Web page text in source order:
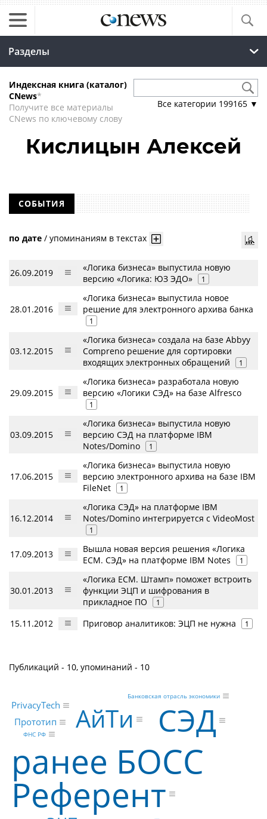
Разделы
Индексная книга (каталог)
CNews*
Получите все материалы
CNews по ключевому слову
Все категории 199165 ▼
Кислицын Алексей
СОБЫТИЯ
по дате / упоминаниям в текстах
26.09.2019
«Логика бизнеса» выпустила новую
версию «Логика: ЮЗ ЭДО»
1
28.01.2016
«Логика бизнеса» выпустила новое
решение для электронного архива банка
1
03.12.2015
«Логика бизнеса» создала на базе Abbyy
Compreno решение для сортировки
входящих электронных обращений
1
29.09.2015
«Логика бизнеса» разработала новую
версию «Логики СЭД» на базе Alfresco
1
03.09.2015
«Логика бизнеса» выпустила новую
версию СЭД на платформе IBM
Notes/Domino
1
17.06.2015
«Логика бизнеса» выпустила новую
версию электронного архива на базе IBM
FileNet
1
16.12.2014
«Логика СЭД» на платформе IBM
Notes/Domino интегрируется с VideoMost
1
17.09.2013
Вышла новая версия решения «Логика
ECM. СЭД» на платформе IBM Notes
1
30.01.2013
«Логика ECM. Штамп» поможет встроить
функции ЭЦП и шифрования в
прикладное ПО
1
15.11.2012 Приговор аналитиков: ЭЦП не нужна 1
Публикаций - 10, упоминаний - 10
ранее БОСС
Референт
СЭД
АйТи
Прототип
PrivacyTech
ФНС РФ
Банковская отрасль экономики